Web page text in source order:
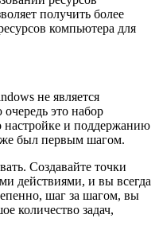
получить более
компьютера для
не является
это набор
и поддержанию
был первым шагом.
Создавайте точки
действиями, и вы всегда
шаг за шагом, вы
количество задач,